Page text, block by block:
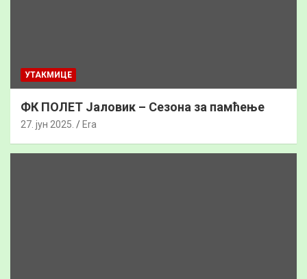
УТАКМИЦЕ
ФК ПОЛЕТ Јаловик – Сезона за памћење
27. јун 2025. Era